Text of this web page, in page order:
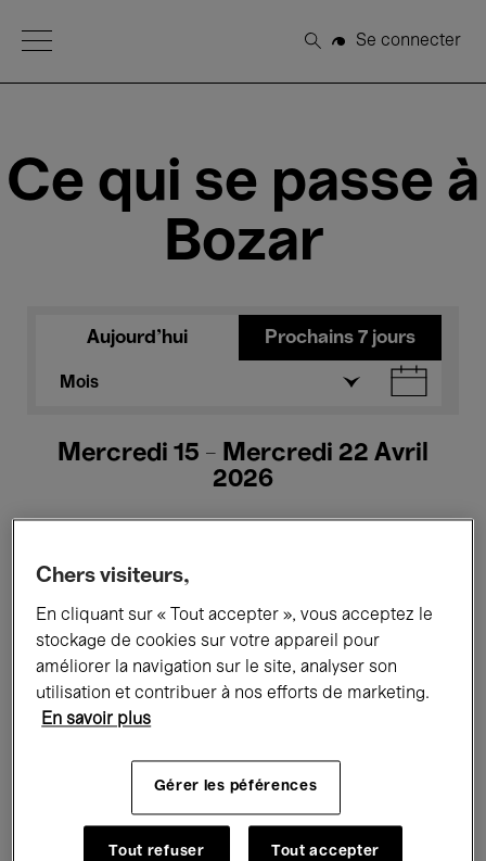
Open Menu
Rechercher
Se connecter
Ce qui se passe à
Bozar
Aujourd'hui Prochains 7 jours
Mois
Mercredi 15 - Mercredi 22 Avril
2026
Tous les événements Concerts
Expositions Films Performances
Rencontres & Débats
Musique classique Global Music
Musique électronique
Chers visiteurs,
En cliquant sur « Tout accepter », vous acceptez le
stockage de cookies sur votre appareil pour
améliorer la navigation sur le site, analyser son
utilisation et contribuer à nos efforts de marketing.
En savoir plus
Gérer les péférences
Tout refuser Tout accepter